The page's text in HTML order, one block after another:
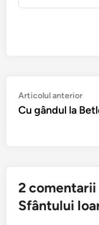
Navigare
în
Articolul anterior
Cu gândul la
2 comentarii
Sfântului